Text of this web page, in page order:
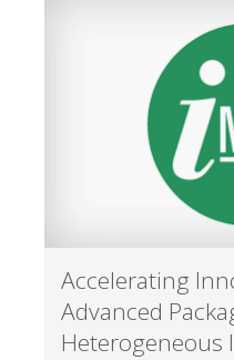
Accelerating
Advanced
Heterogeneous